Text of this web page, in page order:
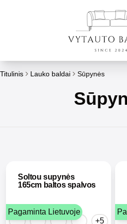
Titulinis Lauko baldai Sūpynės
Soltou supynės
165cm baltos spalvos
Pagaminta Lietuvoje
+5